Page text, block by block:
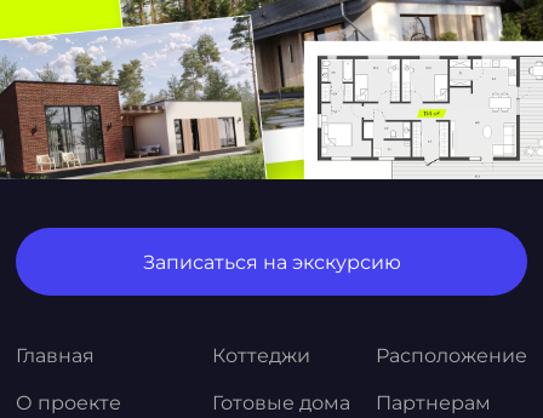
Записаться на экскурсию
Главная
О проекте
Коттеджи
Готовые дома
Расположение
Партнерам